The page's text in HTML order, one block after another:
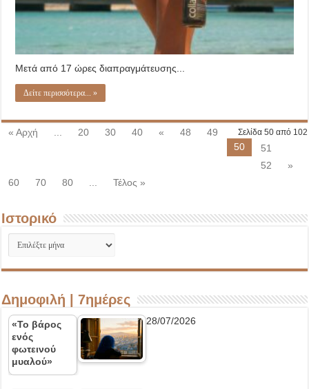
Μετά από 17 ώρες διαπραγμάτευσης...
Δείτε περισσότερα... »
Σελίδα 50 από 102
« Αρχή 20 30 40 « 48
49
50
51
52
»
60
70 80 Τέλος »
Ιστορικό
Ιστορικό
Δημοφιλή | 7ημέρες
«Το βάρος
ενός
φωτεινού
μυαλού»
28/07/2026